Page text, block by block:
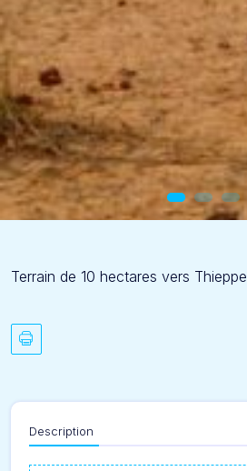
Terrain de 10 hectares vers Thieppe
Description